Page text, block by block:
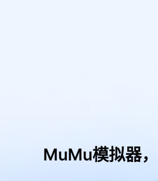
MuMu模拟器，